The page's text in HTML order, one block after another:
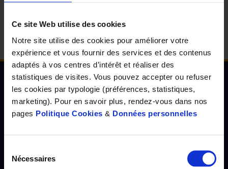
Ce site Web utilise des cookies
Notre site utilise des cookies pour améliorer votre
expérience et vous fournir des services et des contenus
adaptés à vos centres d’intérêt et réaliser des
statistiques de visites. Vous pouvez accepter ou refuser
les cookies par typologie (préférences, statistiques,
marketing). Pour en savoir plus, rendez-vous dans nos
pages Politique Cookies & Données personnelles
Nécessaires
Newsletter de l'Observatoire de la santé Visuelle
et Auditive